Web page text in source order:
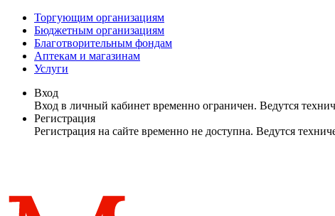
Торгующим организациям
Бюджетным организациям
Благотворительным фондам
Аптекам и магазинам
Услуги
Вход
Вход в личный кабинет временно ограничен. Ведутся
Регистрация
Регистрация на сайте временно не доступна. Ведутся